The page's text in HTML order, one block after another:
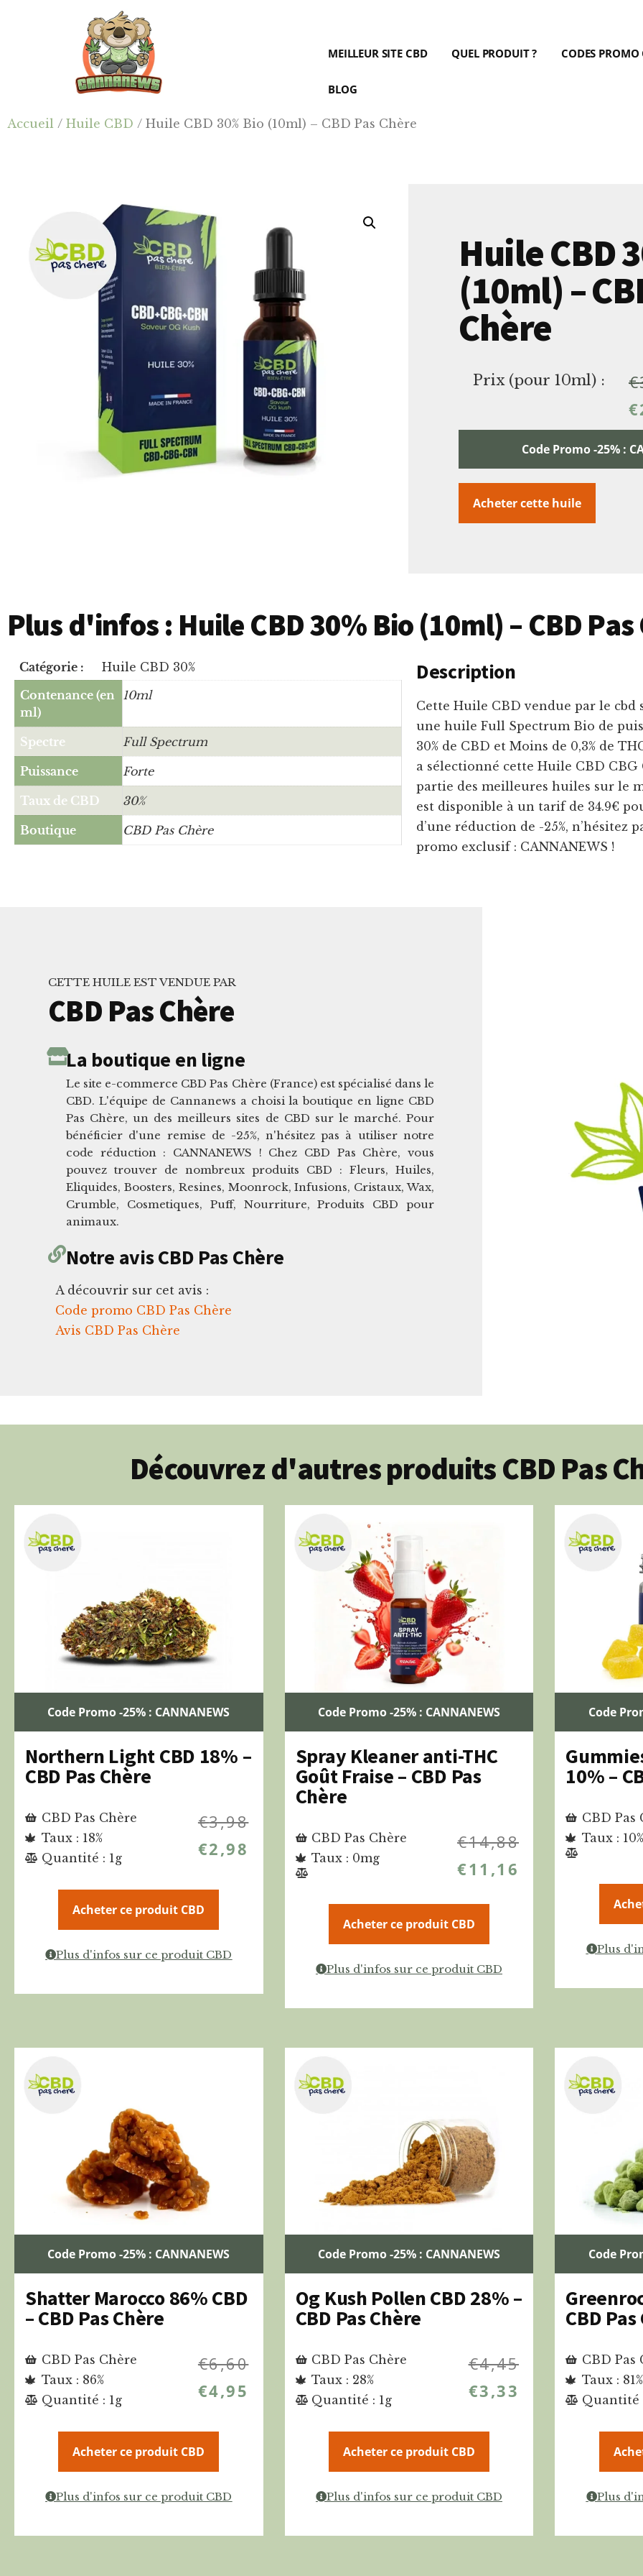
Cannanews.fr
MEILLEUR SITE CBD QUEL PRODUIT ? CODES PROMO
BLOG
Accueil / Huile CBD / Huile CBD 30% Bio (10ml) – CBD Pas Chère
Huile CBD
(10ml) –
Chère
Prix (pour 10ml) : €
€
Code Promo -25% :
Acheter cette huile
Plus d'infos : Huile CBD 30% Bio (10ml) – CBD Pas
Catégorie :
Huile CBD 30%
Contenance (en
ml)
10ml
Spectre Full Spectrum
Puissance Forte
Taux de CBD 30%
Boutique CBD Pas Chère
Description
Cette Huile CBD vendue par le cbd
une huile Full Spectrum Bio de
30% de CBD et Moins de 0,3% de
a sélectionné cette Huile CBD CBG
partie des meilleures huiles sur le
est disponible à un tarif de 34.9€
d’une réduction de -25%, n’hésitez
promo exclusif : CANNANEWS !
CETTE HUILE EST VENDUE PAR
CBD Pas Chère
La boutique en ligne
Le site e-commerce CBD Pas Chère (France) est spécialisé dans le
CBD. L'équipe de Cannanews a choisi la boutique en ligne CBD
Pas Chère, un des meilleurs sites de CBD sur le marché. Pour
bénéficier d'une remise de -25%, n'hésitez pas à utiliser notre
code réduction : CANNANEWS ! Chez CBD Pas Chère, vous
pouvez trouver de nombreux produits CBD : Fleurs, Huiles,
Eliquides, Boosters, Resines, Moonrock, Infusions, Cristaux, Wax,
Crumble, Cosmetiques, Puff, Nourriture, Produits CBD pour
animaux.
Notre avis CBD Pas Chère
A découvrir sur cet avis :
Code promo CBD Pas Chère
Avis CBD Pas Chère
Découvrez d'autres produits CBD Pas
Code Promo -25% : CANNANEWS
Northern Light CBD 18% –
CBD Pas Chère
CBD Pas Chère
Taux : 18%
Quantité : 1g
€3,98
€2,98
Acheter ce produit CBD
Plus d'infos sur ce produit CBD
Code Promo -25% : CANNANEWS
Spray Kleaner anti-THC
Goût Fraise – CBD Pas
Chère
CBD Pas Chère
Taux : 0mg
€14,88
€11,16
Acheter ce produit CBD
Plus d'infos sur ce produit CBD
Code
10% –
CBD Pas
Taux : 10%
Plus
Code Promo -25% : CANNANEWS
Shatter Marocco 86% CBD
– CBD Pas Chère
CBD Pas Chère
Taux : 86%
Quantité : 1g
€6,60
€4,95
Acheter ce produit CBD
Plus d'infos sur ce produit CBD
Code Promo -25% : CANNANEWS
Og Kush Pollen CBD 28% –
CBD Pas Chère
CBD Pas Chère
Taux : 28%
Quantité : 1g
€4,45
€3,33
Acheter ce produit CBD
Plus d'infos sur ce produit CBD
Code
CBD
CBD Pas
Taux : 81%
Quantité
Plus